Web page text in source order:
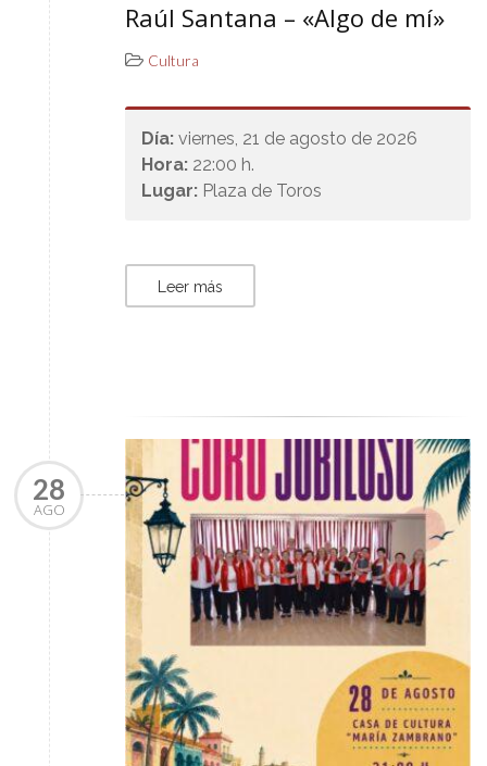
Raúl Santana – «Algo de mí»
Cultura
Día: viernes, 21 de agosto de 2026
Hora: 22:00 h.
Lugar: Plaza de Toros
Leer más
28
AGO